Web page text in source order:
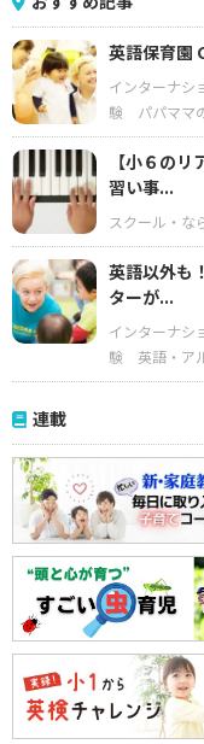
英語保育園
インターナシ
験
パパママ
【小６の
習い事...
スクール・な
英語以外も
ターが...
インターナシ
験
英語・ア
連載